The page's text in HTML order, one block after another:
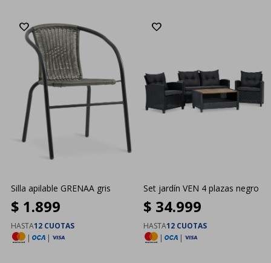
Silla apilable GRENAA gris
$ 1.899
HASTA12 CUOTAS
|
|
Set jardín VEN 4 plazas negro
$ 34.999
HASTA12 CUOTAS
|
|